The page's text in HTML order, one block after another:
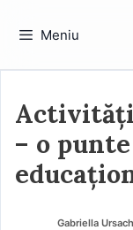
Meniu
– o
Gabriella